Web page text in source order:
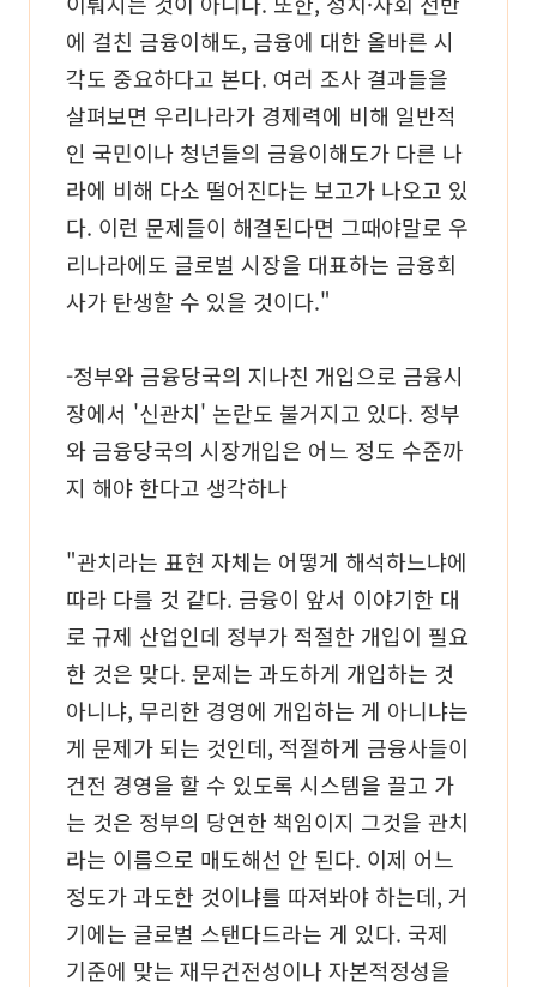
에 걸친 금융이해도, 금융에 대한 올바른 시
각도 중요하다고 본다. 여러 조사 결과들을
살펴보면 우리나라가 경제력에 비해 일반적
인 국민이나 청년들의 금융이해도가 다른 나
라에 비해 다소 떨어진다는 보고가 나오고 있
다. 이런 문제들이 해결된다면 그때야말로 우
리나라에도 글로벌 시장을 대표하는 금융회
사가 탄생할 수 있을 것이다."
-정부와 금융당국의 지나친 개입으로 금융시
장에서 '신관치' 논란도 불거지고 있다. 정부
와 금융당국의 시장개입은 어느 정도 수준까
지 해야 한다고 생각하나
"관치라는 표현 자체는 어떻게 해석하느냐에
따라 다를 것 같다. 금융이 앞서 이야기한 대
로 규제 산업인데 정부가 적절한 개입이 필요
한 것은 맞다. 문제는 과도하게 개입하는 것
아니냐, 무리한 경영에 개입하는 게 아니냐는
게 문제가 되는 것인데, 적절하게 금융사들이
건전 경영을 할 수 있도록 시스템을 끌고 가
는 것은 정부의 당연한 책임이지 그것을 관치
라는 이름으로 매도해선 안 된다. 이제 어느
정도가 과도한 것이냐를 따져봐야 하는데, 거
기에는 글로벌 스탠다드라는 게 있다. 국제
기준에 맞는 재무건전성이나 자본적정성을